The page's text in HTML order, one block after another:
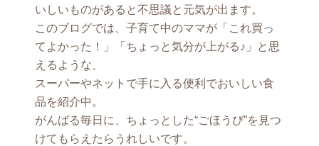
いしいものがあると不思議と元気が出ます。
このブログでは、子育て中のママが「これ買っ
てよかった！」「ちょっと気分が上がる♪」と思
えるような、
スーパーやネットで手に入る便利でおいしい食
品を紹介中。
がんばる毎日に、ちょっとした“ごほうび”を見つ
けてもらえたらうれしいです。